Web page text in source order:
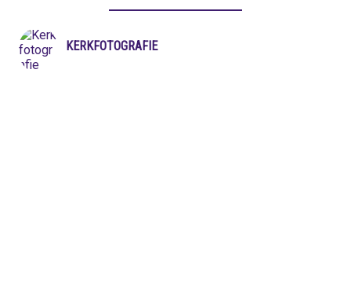
KERKFOTOGRAFIE